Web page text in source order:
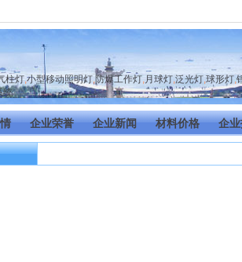
柱灯,小型移动照明灯,防爆工作灯,月球灯,泛光灯,球形灯,
统
企业荣誉 企业新闻 材料价格 企